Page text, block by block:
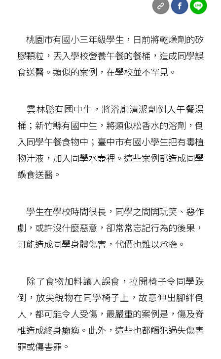
桃園市有國小三年級學生，日前將乾燥劑的矽
膠顆粒，丟入學校營養午餐的餐桶，造成同學誤
食送醫。類似的案例，在學校並不罕見。
雲林縣有國中生，將浴廁清潔劑倒入午餐湯
桶；新竹縣有國中生，將類似松香水的溶劑，倒
入同學午餐食物中；臺中市有國小學生把有毒植
物汁液，加入同學水壺裡。這些案例都造成同學
誤食送醫。
學生在學校時間很長，同學之間開玩笑、惡作
劇，或許沒什麼惡意，卻常常忘記行為的後果，
可能造成同學身體傷害，代價也難以承擔。
除了食物加料讓人誤食，拉開椅子令同學跌
倒，放尖銳物在同學椅子上，故意伸出腳絆倒
人，都可能令人受傷，最嚴重的案例是，傷及脊
椎造成終身癱瘓。此外，這些也都觸犯過失傷害
罪或傷害罪。